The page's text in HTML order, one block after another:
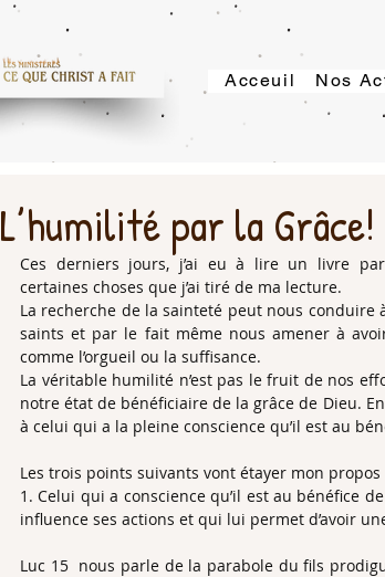
Acceuil Nos
L’humilité par la Grâce!
Ces derniers jours, j’ai eu à lire un livre
certaines choses que j’ai tiré de ma lecture.
La recherche de la sainteté peut nous
saints et par le fait même nous amener à
comme l’orgueil ou la suffisance.
La véritable humilité n’est pas le fruit de nos
notre état de bénéficiaire de la grâce de Dieu.
à celui qui a la pleine conscience qu’il est au
Les trois points suivants vont étayer mon propos
1. Celui qui a conscience qu’il est au bénéfice
influence ses actions et qui lui permet d’avoir
Luc 15  nous parle de la parabole du fils